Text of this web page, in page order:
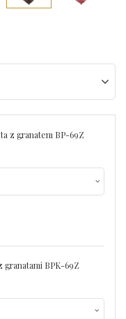
z granatem BP-69Z
granatami BPK-69Z